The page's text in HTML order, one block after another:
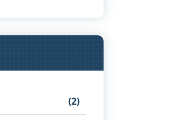
(2)